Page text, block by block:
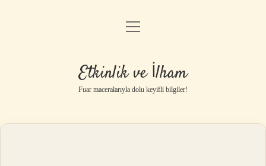
Anasayfa
Gizlilik Politikası
Yasal Uyarı
menüyü
Etkinlik ve İlham
Fuar maceralarıyla dolu keyifli bilgiler!